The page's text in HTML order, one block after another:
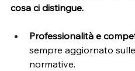
cosa ci distingue.
Professionalità e
sempre aggiornato
normative.